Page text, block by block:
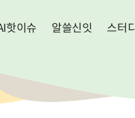
핫이슈 알쓸신잇 스터디